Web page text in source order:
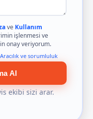
ve Kullanım
işlenmesi ve
onay veriyorum.
Aracılık ve sorumluluk
Al
ekibi sizi arar.